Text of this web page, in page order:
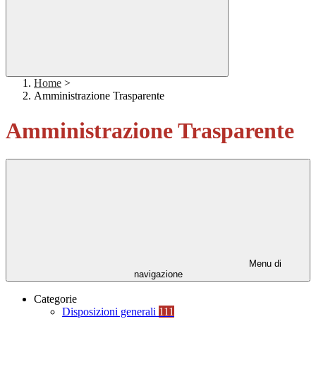
Home >
Amministrazione Trasparente
Amministrazione Trasparente
Menu di
navigazione
Categorie
Disposizioni generali 111